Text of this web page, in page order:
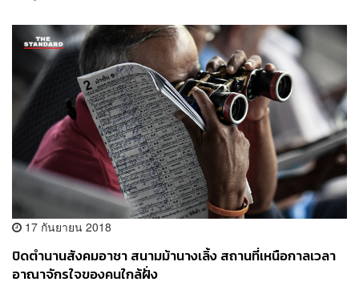
17 กันยายน 2018
ปิดตำนานสังคมอาชา สนามม้านางเลิ้ง สถานที่เหนือกาลเวลา
อาณาจักรใจของคนใกล้ฝั่ง